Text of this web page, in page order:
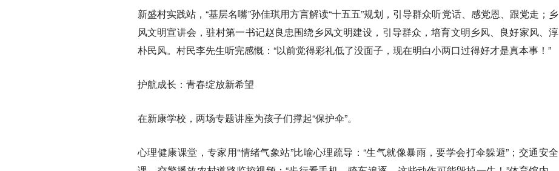
新盛村实践站，“基层名嘴”孙佳琪用方言解读“十五五”规划，引导群众听党话、感党恩、跟党走；乡
风文明宣讲会，驻村第一书记赵良忠围绕乡风文明建设，引导群众，培育文明乡风、良好家风、淳
朴民风。村民李先生听完感慨：“以前觉得彩礼低了没面子，现在明白小两口过得好才是真本事！”
护航成长：青春绽放新希望
在新康学校，两场专题讲座为孩子们撑起“保护伞”。
心理健康课堂，专家用“情绪气象站”比喻心理疏导：“生气就像暴雨，要学会打伞躲避”；交通安全